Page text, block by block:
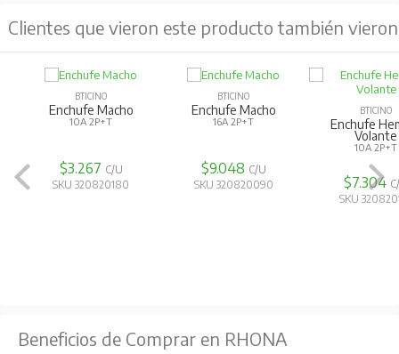
Clientes que vieron este producto también vieron
BTICINO
Enchufe Macho
10A 2P+T
$3.267 C/U
SKU 320820180
BTICINO
Enchufe Macho
16A 2P+T
$9.048 C/U
SKU 320820090
BTICINO
Enchufe
Volante
10A 2P+T
$7.304
SKU
Beneficios de Comprar en RHONA